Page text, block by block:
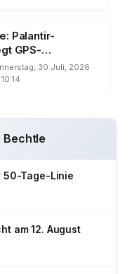
Palantir-
GPS-
30 Juli, 2026
Bechtle
50-Tage-Linie
am 12. August